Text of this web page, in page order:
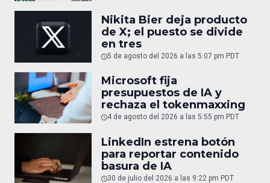
Nikita Bier deja producto
de X; el puesto se divide
en tres
5 de agosto del 2026 a las 5:07 pm PDT
Microsoft fija
presupuestos de IA y
rechaza el tokenmaxxing
4 de agosto del 2026 a las 5:55 pm PDT
LinkedIn estrena botón
para reportar contenido
basura de IA
30 de julio del 2026 a las 9:22 pm PDT